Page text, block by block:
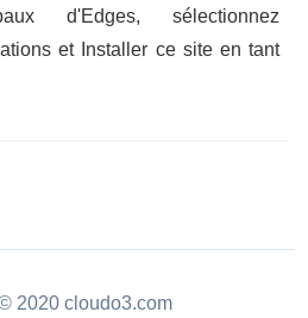
d'Edges, sélectionnez
et Installer ce site en tant
2020 cloudo3.com